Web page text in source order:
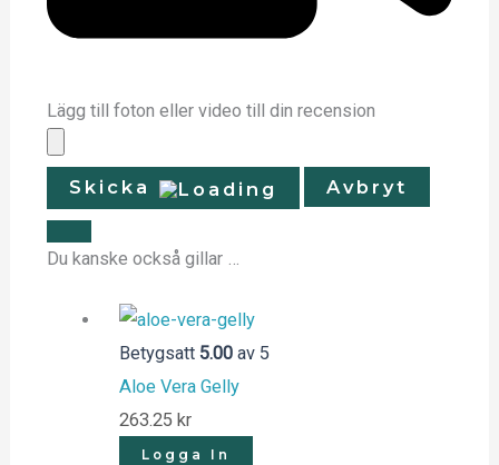
Lägg till foton eller video till din recension
Skicka Avbryt
Du kanske också gillar …
Betygsatt5.00 av 5
Aloe Vera Gelly
263.25 kr
Logga In